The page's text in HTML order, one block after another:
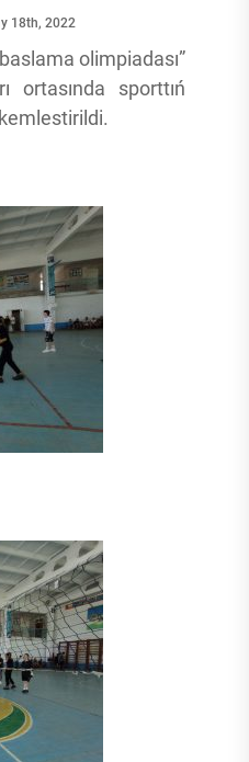
18th, 2022
olimpiadası”
ortasında sporttıń